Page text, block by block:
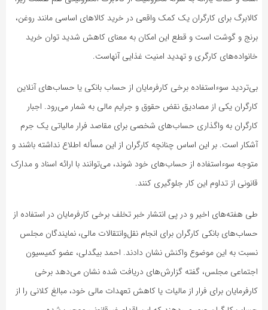
کالابرگ برای کارگران یک کمک واقعی در خرید کالاهای اساسی مانند روغن،
برنج و گوشت است و قطع این امکان به معنای کاهش شدید توان خرید
خانواده‌های کارگری و تهدید امنیت غذایی آنهاست.
بی‌تردید سوءاستفاده برخی کارفرمایان از حساب بانکی یا حساب‌های آنلاین
کارگران یکی از مصادیق نقض حقوق و جرایم مالی به شمار می‌رود. اجبار
کارگران به واگذاری حساب‌های شخصی برای مقاصد فرار مالیاتی یک جرم
آشکار است. بر این اساس چنانچه کارگران از این مسأله اطلاع نداشته باشند و
متوجه سوءاستفاده از حساب‌های خود شوند، می‌توانند با ارائه اسناد و مدارک
قانونی از تداوم این کار جلوگیری کنند.
طی هفته‌های اخیر و در پی انتشار خبر تخلف برخی کارفرمایان در استفاده از
حساب‌های بانکی کارگران برای انجام نقل‌وانتقالات مالی، نمایندگان مجلس
نسبت به این موضوع واکنش نشان دادند. احمد بیگدلی، عضو کمیسیون
اجتماعی مجلس، گفته گزارش‌های دریافت شده نشان می‌دهد برخی
کارفرمایان برای فرار از مالیات یا کاهش تعهدات مالی خود، مبالغ کلانی را از